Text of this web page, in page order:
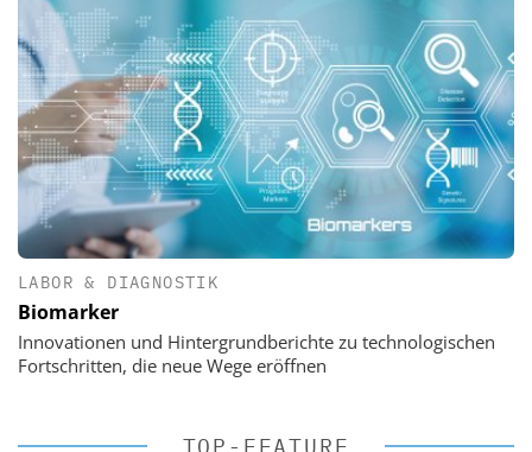
LABOR & DIAGNOSTIK
Biomarker
Innovationen und Hintergrundberichte zu technologischen
Fortschritten, die neue Wege eröffnen
TOP-FEATURE